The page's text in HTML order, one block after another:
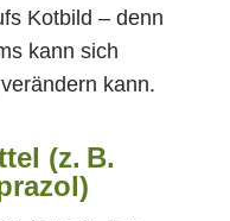
Kotbild – denn
kann sich
kann.
(z. B.